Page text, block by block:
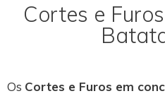
Cortes e
Os Cortes e Furos em